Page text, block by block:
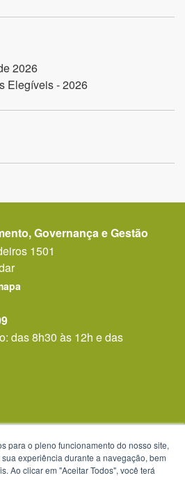
2026
Elegíveis - 2026
Governança e Gestão
1501
das 8h30 às 12h e das
para o pleno funcionamento do nosso site,
experiência durante a navegação, bem
Ao clicar em "Aceitar Todos", você terá